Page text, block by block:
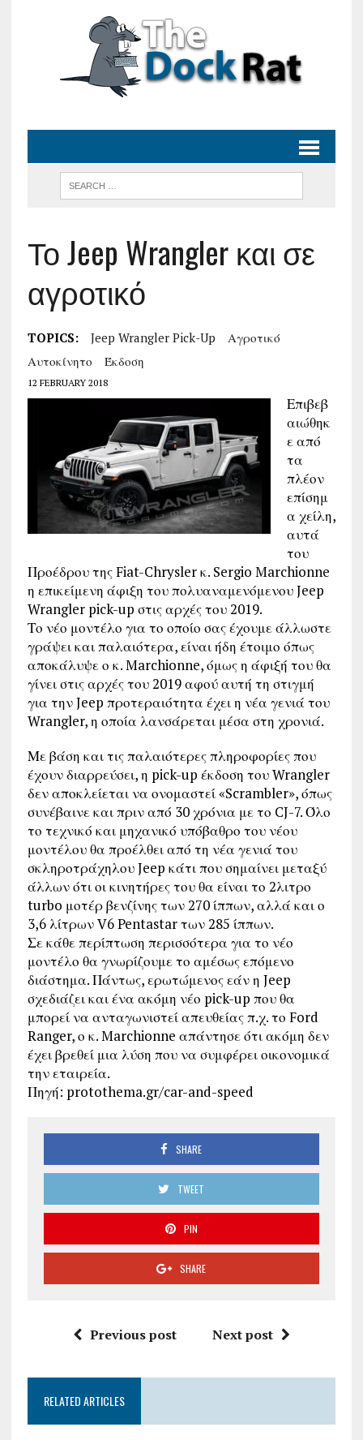
Το Jeep Wrangler και σε
αγροτικό
TOPICS: Jeep Wrangler Pick-Up
Αγροτικό
Αυτοκίνητο
Έκδοση
12 FEBRUARY 2018
Επιβεβ
αιώθηκ
ε από
τα
πλέον
επίσημ
α χείλη,
αυτά
του
Προέδρου της Fiat-Chrysler κ. Sergio Marchionne
η επικείμενη άφιξη του πολυαναμενόμενου Jeep
Wrangler pick-up στις αρχές του 2019.
Το νέο μοντέλο για το οποίο σας έχουμε άλλωστε
γράψει και παλαιότερα, είναι ήδη έτοιμο όπως
αποκάλυψε ο κ. Marchionne, όμως η άφιξή του θα
γίνει στις αρχές του 2019 αφού αυτή τη στιγμή
για την Jeep προτεραιότητα έχει η νέα γενιά του
Wrangler, η οποία λανσάρεται μέσα στη χρονιά.
Με βάση και τις παλαιότερες πληροφορίες που
έχουν διαρρεύσει, η pick-up έκδοση του Wrangler
δεν αποκλείεται να ονομαστεί «Scrambler», όπως
συνέβαινε και πριν από 30 χρόνια με το CJ-7. Όλο
το τεχνικό και μηχανικό υπόβαθρο του νέου
μοντέλου θα προέλθει από τη νέα γενιά του
σκληροτράχηλου Jeep κάτι που σημαίνει μεταξύ
άλλων ότι οι κινητήρες του θα είναι το 2λιτρο
turbo μοτέρ βενζίνης των 270 ίππων, αλλά και ο
3,6 λίτρων V6 Pentastar των 285 ίππων.
Σε κάθε περίπτωση περισσότερα για το νέο
μοντέλο θα γνωρίζουμε το αμέσως επόμενο
διάστημα. Πάντως, ερωτώμενος εάν η Jeep
σχεδιάζει και ένα ακόμη νέο pick-up που θα
μπορεί να ανταγωνιστεί απευθείας π.χ. το Ford
Ranger, ο κ. Marchionne απάντησε ότι ακόμη δεν
έχει βρεθεί μια λύση που να συμφέρει οικονομικά
την εταιρεία.
Πηγή: protothema.gr/car-and-speed
SHARE
TWEET
PIN
SHARE
Previous post Next post
RELATED ARTICLES